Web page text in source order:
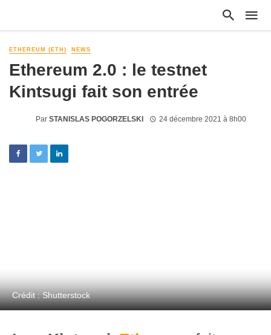
ETHEREUM (ETH) NEWS
Ethereum 2.0 : le testnet
Kintsugi fait son entrée
Par STANISLAS POGORZELSKI 24 décembre 2021 à 8h00
Crédit : Shutterstock